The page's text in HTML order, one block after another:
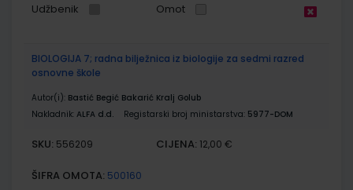
Udžbenik Omot
BIOLOGIJA 7; radna bilježnica iz biologije za sedmi razred
osnovne škole
Autor(i): Bastić Begić Bakarić Kralj Golub
Nakladnik: ALFA d.d. Registarski broj ministarstva: 5977-DOM
SKU: 556209 CIJENA: 12,00 €
ŠIFRA OMOTA: 500160